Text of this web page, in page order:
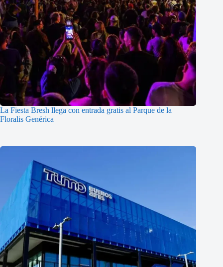
La Fiesta Bresh llega con entrada gratis al Parque de la
Floralis Genérica